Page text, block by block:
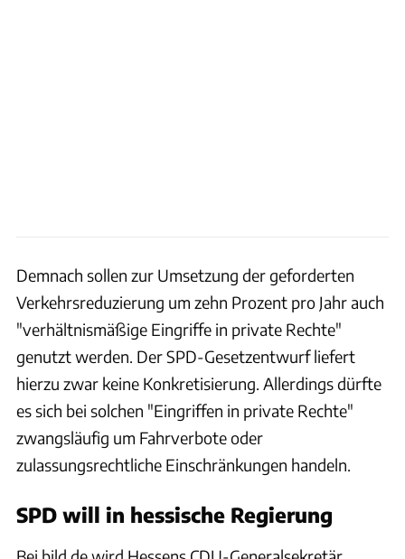
Demnach sollen zur Umsetzung der geforderten
Verkehrsreduzierung um zehn Prozent pro Jahr auch
"verhältnismäßige Eingriffe in private Rechte"
genutzt werden. Der SPD-Gesetzentwurf liefert
hierzu zwar keine Konkretisierung. Allerdings dürfte
es sich bei solchen "Eingriffen in private Rechte"
zwangsläufig um Fahrverbote oder
zulassungsrechtliche Einschränkungen handeln.
SPD will in hessische Regierung